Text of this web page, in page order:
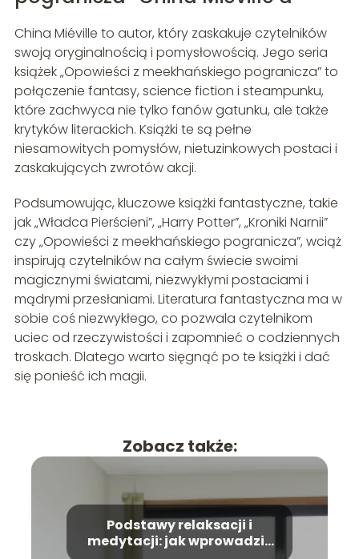
China Miéville to autor, który zaskakuje czytelników
swoją oryginalnością i pomysłowością. Jego seria
książek „Opowieści z meekhańskiego pogranicza” to
połączenie fantasy, science fiction i steampunku,
które zachwyca nie tylko fanów gatunku, ale także
krytyków literackich. Książki te są pełne
niesamowitych pomysłów, nietuzinkowych postaci i
zaskakujących zwrotów akcji.
Podsumowując, kluczowe książki fantastyczne, takie
jak „Władca Pierścieni”, „Harry Potter”, „Kroniki Narnii”
czy „Opowieści z meekhańskiego pogranicza”, wciąż
inspirują czytelników na całym świecie swoimi
magicznymi światami, niezwykłymi postaciami i
mądrymi przesłaniami. Literatura fantastyczna ma w
sobie coś niezwykłego, co pozwala czytelnikom
uciec od rzeczywistości i zapomnieć o codziennych
troskach. Dlatego warto sięgnąć po te książki i dać
się ponieść ich magii.
Zobacz także:
Podstawy relaksacji i
medytacji: jak wprowadzić